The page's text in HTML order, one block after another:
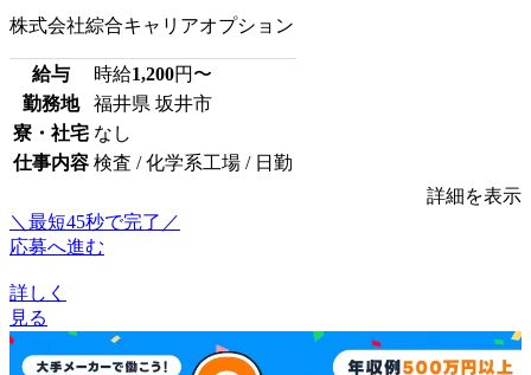
株式会社綜合キャリアオプション
給与 時給1,200円〜
勤務地
福井県 坂井市
寮・社宅 なし
仕事内容 検査 / 化学系工場 / 日勤
詳細を表示
＼最短45秒で完了／
応募へ進む
詳しく
見る